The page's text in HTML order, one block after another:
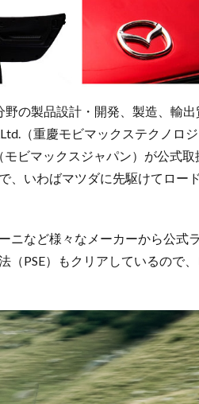
の製品設計・開発、製造、輸出
（重慶モビマックステクノロ
ビマックスジャパン）が公式取
、いわばマツダに先駆けてロー
ニなど様々なメーカーから公式
（PSE）もクリアしているので